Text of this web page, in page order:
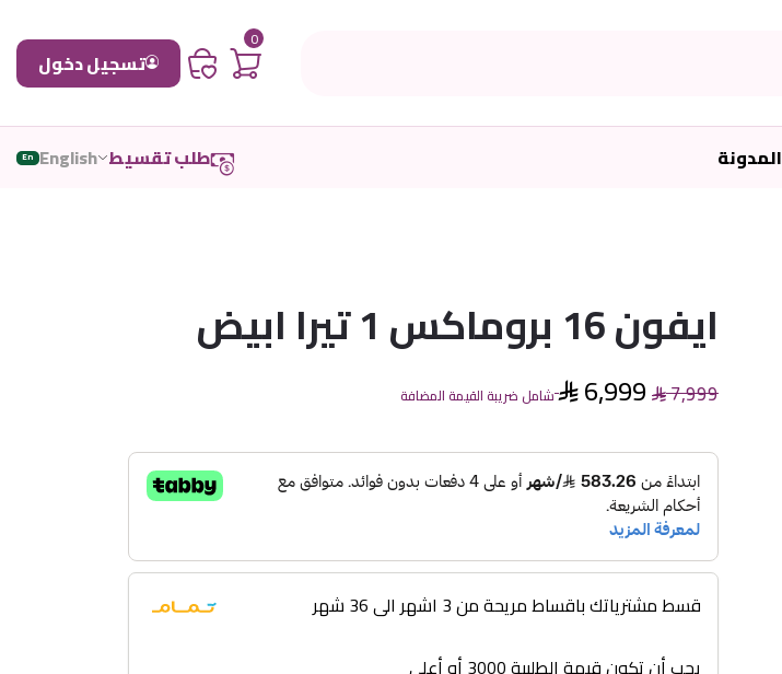
0
تسجيل دخول
المدونة طلب تقسيط English
En
ايفون 16 بروماكس 1 تيرا ابيض
6,999 7,999 شامل ضريبة القيمة المضافة
قسط مشترياتك باقساط مريحة من 3 اشهر الى 36 شهر
يجب أن تكون قيمة الطلبية 3000 أو أعلى